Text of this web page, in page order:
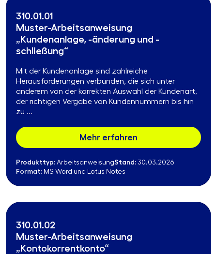
310.01.01
Muster-Arbeitsanweisung
„Kundenanlage, -änderung und -
schließung“
Mit der Kundenanlage sind zahlreiche
Herausforderungen verbunden, die sich unter
anderem von der korrekten Auswahl der Kundenart,
der richtigen Vergabe von Kundennummern bis hin
zu ...
Mehr erfahren
Produkttyp: ArbeitsanweisungStand: 30.03.2026
Format: MS-Word und Lotus Notes
310.01.02
Muster-Arbeitsanweisung
„Kontokorrentkonto“